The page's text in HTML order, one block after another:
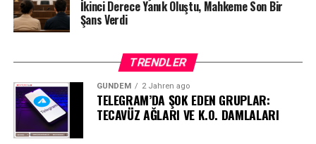
söz konusu talebe uyup uymadığı da denetlenecek. Çiftin
ortak çocuğuyla ilgili ise ayrı bir görüşme
İkinci Derece Yanık Oluştu, Mahkeme Son Bir
Şans Verdi
TRENDLER
GÜNDEM 2 Jahren ago
TELEGRAM’DA ŞOK EDEN GRUPLAR:
TECAVÜZ AĞLARI VE K.O. DAMLALARI